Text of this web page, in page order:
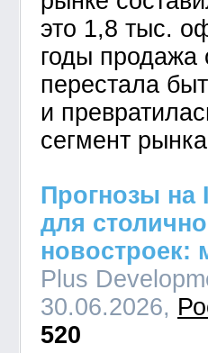
это 1,8 тыс.
годы продажа
перестала
и
сегмент
Прогнозы на
для
новостроек:
Plus
30.06.2026,
520